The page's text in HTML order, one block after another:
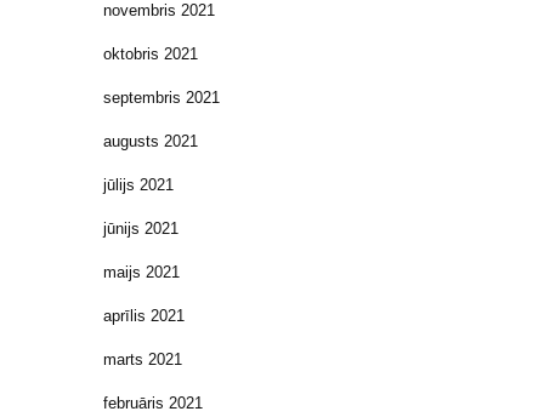
novembris 2021
oktobris 2021
septembris 2021
augusts 2021
jūlijs 2021
jūnijs 2021
maijs 2021
aprīlis 2021
marts 2021
februāris 2021